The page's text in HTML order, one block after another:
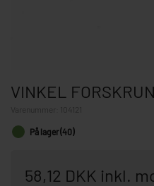
VINKEL
104121
På lager (40)
58,12 DKK inkl.